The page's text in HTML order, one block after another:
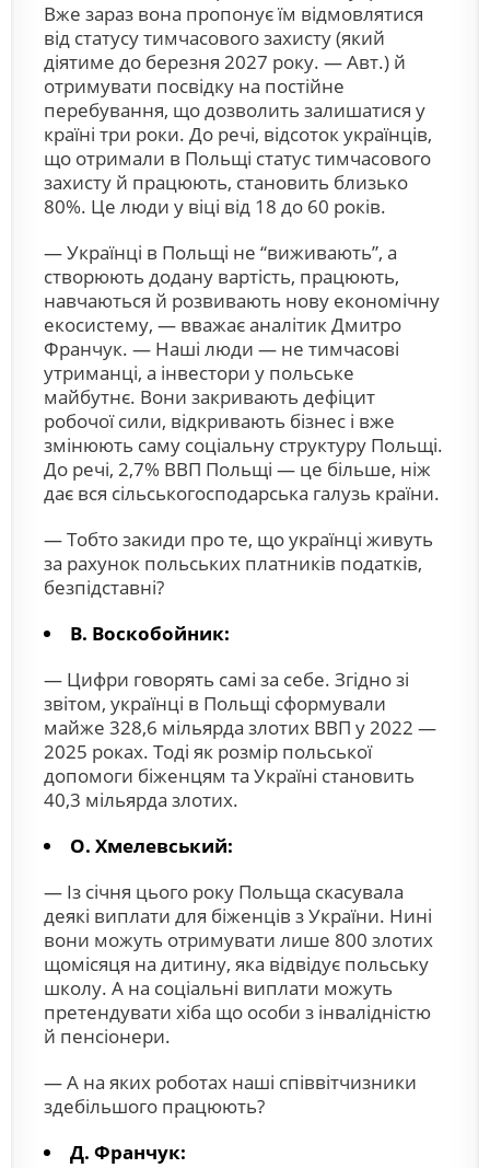
Вже зараз вона пропонує їм відмовлятися
від статусу тимчасового захисту (який
діятиме до березня 2027 року. — Авт.) й
отримувати посвідку на постійне
перебування, що дозволить залишатися у
країні три роки. До речі, відсоток українців,
що отримали в Польщі статус тимчасового
захисту й працюють, становить близько
80%. Це люди у віці від 18 до 60 років.
— Українці в Польщі не “виживають”, а
створюють додану вартість, працюють,
навчаються й розвивають нову економічну
екосистему, — вважає аналітик Дмитро
Франчук. — Наші люди — не тимчасові
утриманці, а інвестори у польське
майбутнє. Вони закривають дефіцит
робочої сили, відкривають бізнес і вже
змінюють саму соціальну структуру Польщі.
До речі, 2,7% ВВП Польщі — це більше, ніж
дає вся сільськогосподарська галузь країни.
— Тобто закиди про те, що українці живуть
за рахунок польських платників податків,
безпідставні?
В. Воскобойник:
— Цифри говорять самі за себе. Згідно зі
звітом, українці в Польщі сформували
майже 328,6 мільярда злотих ВВП у 2022 —
2025 роках. Тоді як розмір польської
допомоги біженцям та Україні становить
40,3 мільярда злотих.
О. Хмелевський:
— Із січня цього року Польща скасувала
деякі виплати для біженців з України. Нині
вони можуть отримувати лише 800 злотих
щомісяця на дитину, яка відвідує польську
школу. А на соціальні виплати можуть
претендувати хіба що особи з інвалідністю
й пенсіонери.
— А на яких роботах наші співвітчизники
здебільшого працюють?
Д. Франчук: